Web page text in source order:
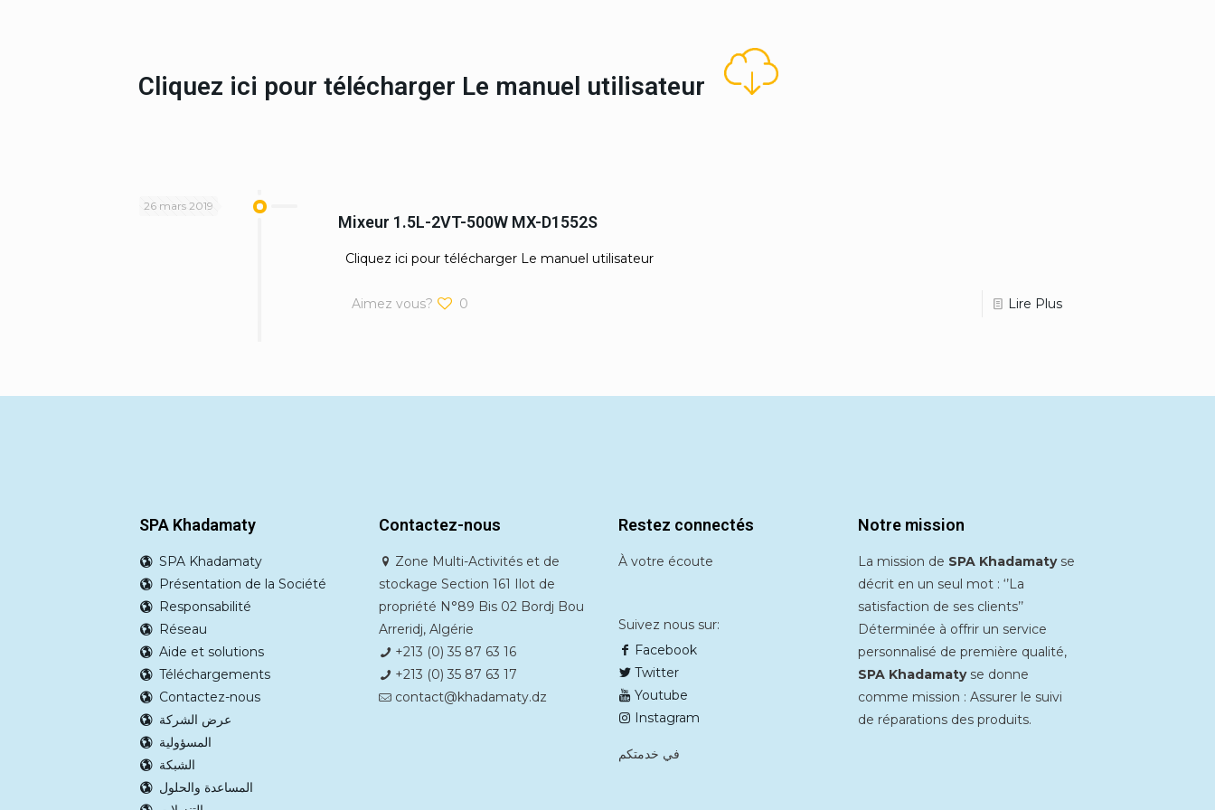
Cliquez ici pour télécharger Le manuel utilisateur
26 mars 2019
Mixeur 1.5L-2VT-500W MX-D1552S
Cliquez ici pour télécharger Le manuel utilisateur
Aimez vous? 0 Lire Plus
SPA Khadamaty
SPA Khadamaty
Présentation de la Société
Responsabilité
Réseau
Aide et solutions
Téléchargements
Contactez-nous
عرض الشركة
المسؤولية
الشبكة
المساعدة والحلول
Contactez-nous
Zone Multi-Activités et de
stockage Section 161 Ilot de
propriété N°89 Bis 02 Bordj Bou
Arreridj, Algérie
+213 (0) 35 87 63 16
+213 (0) 35 87 63 17
contact@khadamaty.dz
Restez connectés
À votre écoute
Suivez nous sur:
Facebook
Twitter
Youtube
Instagram
في خدمتكم
Notre mission
La mission de SPA Khadamaty se
décrit en un seul mot : ‘’La
satisfaction de ses clients’’
Déterminée à offrir un service
personnalisé de première qualité,
SPA Khadamaty se donne
comme mission : Assurer le suivi
de réparations des produits.